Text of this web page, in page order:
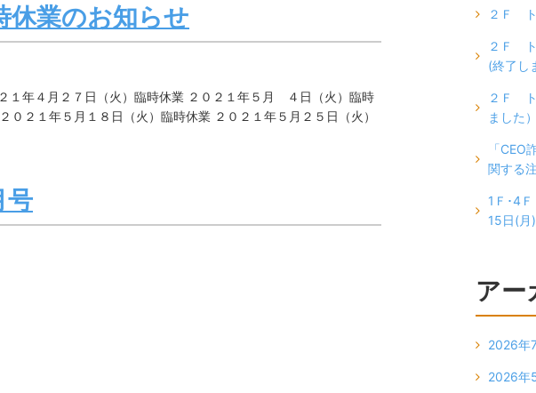
休業のお知らせ
１年４月２７日（火）臨時休業 ２０２１年５月 ４日（火）臨時
２１年５月１８日（火）臨時休業 ２０２１年５月２５日（火）
号
２Ｆ
２Ｆ
(終了し
２Ｆ
ました）
「CEO
関する
1Ｆ･4
15日(月
アー
2026年
2026年